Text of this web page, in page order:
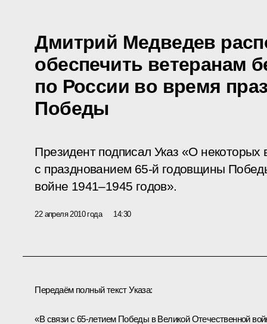
Дмитрий Медведев
обеспечить ветеранам
по России во время
Победы
Президент подписал Указ «О некоторых
с празднованием 65-й годовщины
войне 1941–1945 годов».
22 апреля 2010 года 14:30
Передаём полный текст Указа:
«В связи с 65-летием Победы в Великой Отечественной